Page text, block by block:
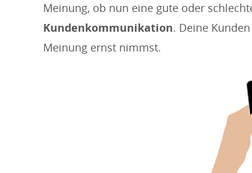
Meinung, ob nun eine gute oder
Kundenkommunikation. Deine
Meinung ernst nimmst.